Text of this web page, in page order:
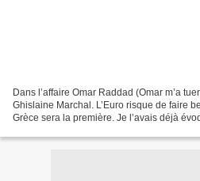
Dans l’affaire Omar Raddad (Omar m’a
Ghislaine Marchal. L’Euro risque de faire
Grèce sera la première. Je l’avais déjà